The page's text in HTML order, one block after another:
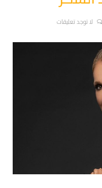
لا توجد تعليقات